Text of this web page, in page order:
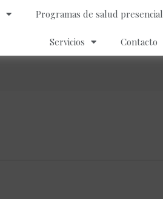
Programas de salud presencial
Servicios Contacto